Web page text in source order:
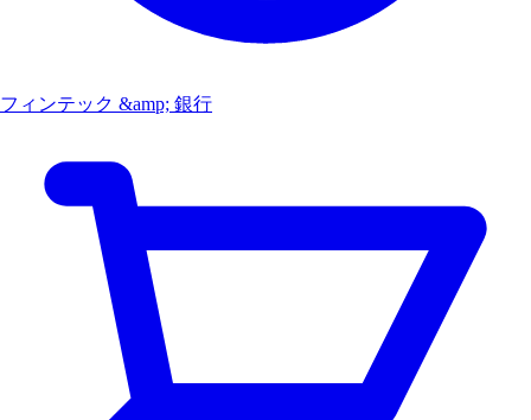
フィンテック &amp; 銀行